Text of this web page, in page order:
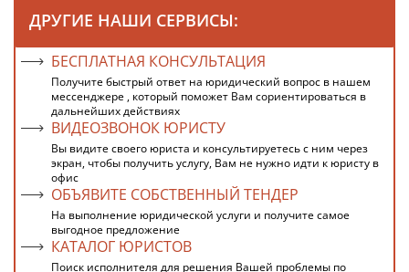
ДРУГИЕ НАШИ СЕРВИСЫ:
БЕСПЛАТНАЯ КОНСУЛЬТАЦИЯ
Получите быстрый ответ на юридический вопрос в нашем
мессенджере , который поможет Вам сориентироваться в
дальнейших действиях
ВИДЕОЗВОНОК ЮРИСТУ
Вы видите своего юриста и консультируетесь с ним через
экран, чтобы получить услугу, Вам не нужно идти к юристу в
офис
ОБЪЯВИТЕ СОБСТВЕННЫЙ ТЕНДЕР
На выполнение юридической услуги и получите самое
выгодное предложение
КАТАЛОГ ЮРИСТОВ
Поиск исполнителя для решения Вашей проблемы по